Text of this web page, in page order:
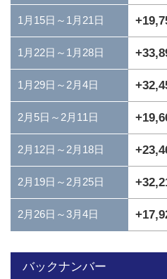
1月15日～1月21日
1月22日～1月28日
1月29日～2月4日
2月5日～2月11日
2月12日～2月18日
2月19日～2月25日
2月26日～3月4日
バックナンバー